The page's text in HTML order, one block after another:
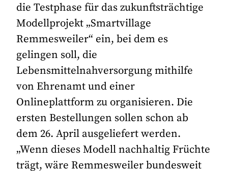
die Testphase für das zukunftsträchtige
Modellprojekt „Smartvillage
Remmesweiler“ ein, bei dem es
gelingen soll, die
Lebensmittelnahversorgung mithilfe
von Ehrenamt und einer
Onlineplattform zu organisieren. Die
ersten Bestellungen sollen schon ab
dem 26. April ausgeliefert werden.
„Wenn dieses Modell nachhaltig Früchte
trägt, wäre Remmesweiler bundesweit